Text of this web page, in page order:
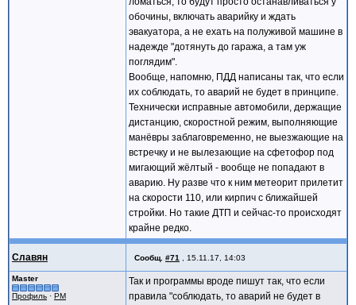
обочины, включать аварийку и ждать
эвакуатора, а не ехать на полуживой машине в
надежде "дотянуть до гаража, а там уж
поглядим".
Вообще, напомню, ПДД написаны так, что если
их соблюдать, то аварий не будет в принципе.
Технически исправные автомобили, держащие
дистанцию, скоростной режим, выполняющие
манёвры заблаговременно, не выезжающие на
встречку и не вылезающие на сфетофор под
мигающий жёлтый - вообще не попадают в
аварию. Ну разве что к ним метеорит прилетит
на скорости 110, или кирпич с ближайшей
стройки. Но такие ДТП и сейчас-то происходят
крайне редко.
Славян Сообщ. #71 15.11.17, 14:03
Master
Профиль · PM
Так и программы вроде пишут так, что если
правила "соблюдать, то аварий не будет в